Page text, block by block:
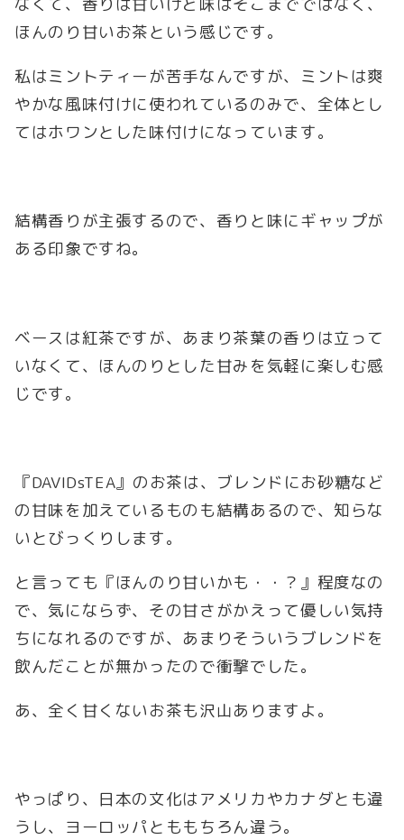
ほんのり甘いお茶という感じです。
私はミントティーが苦手なんですが、ミントは爽
やかな風味付けに使われているのみで、全体とし
てはホワンとした味付けになっています。
結構香りが主張するので、香りと味にギャップが
ある印象ですね。
ベースは紅茶ですが、あまり茶葉の香りは立って
いなくて、ほんのりとした甘みを気軽に楽しむ感
じです。
『DAVIDsTEA』のお茶は、ブレンドにお砂糖など
の甘味を加えているものも結構あるので、知らな
いとびっくりします。
と言っても『ほんのり甘いかも・・？』程度なの
で、気にならず、その甘さがかえって優しい気持
ちになれるのですが、あまりそういうブレンドを
飲んだことが無かったので衝撃でした。
あ、全く甘くないお茶も沢山ありますよ。
やっぱり、日本の文化はアメリカやカナダとも違
うし、ヨーロッパとももちろん違う。